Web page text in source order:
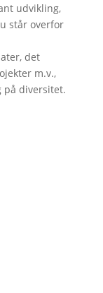
udvikling,
står overfor
det
m.v.,
på diversitet.